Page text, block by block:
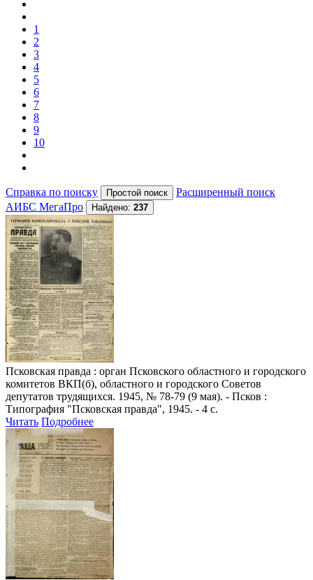
1
2
3
4
5
6
7
8
9
10
Справка по поиску
Расширенный поиск
АИБС МегаПро
Найдено: 237
Псковская правда : орган Псковского областного и городского
комитетов ВКП(б), областного и городского Советов
депутатов трудящихся. 1945, № 78-79 (9 мая). - Псков :
Типография "Псковская правда", 1945. - 4 с.
Читать Подробнее